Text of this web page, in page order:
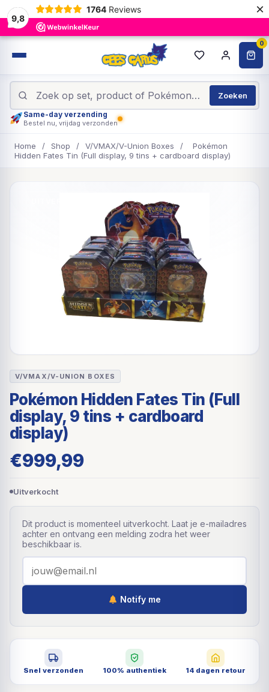
9,8
1764 Reviews ×
0
Zoeken
Same-day verzending
Bestel nu, vrijdag verzonden
Home / Shop / V/VMAX/V-Union Boxes /
Pokémon
Hidden Fates Tin (Full display, 9 tins + cardboard display)
V/VMAX/V-UNION BOXES
Pokémon Hidden Fates Tin (Full
display, 9 tins + cardboard
display)
€999,99
Uitverkocht
Dit product is momenteel uitverkocht. Laat je e-mailadres
achter en ontvang een melding zodra het weer
beschikbaar is.
Notify me
Snel verzonden 100% authentiek 14 dagen retour